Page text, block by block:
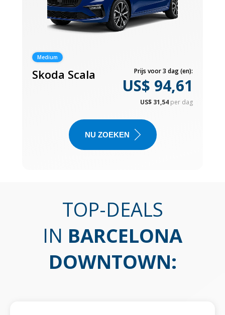
Medium
Skoda Scala Prijs voor 3 dag (en):
US$ 94,61
US$ 31,54 per dag
NU ZOEKEN
TOP-DEALS
IN BARCELONA
DOWNTOWN: